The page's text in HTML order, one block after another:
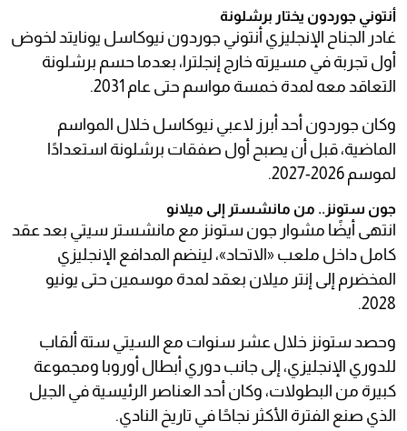
أنتوني جوردون يختار برشلونة
غادر الجناح الإنجليزي أنتوني جوردون نيوكاسل يونايتد لخوض
أول تجربة في مسيرته خارج إنجلترا، بعدما حسم برشلونة
التعاقد معه لمدة خمسة مواسم حتى عام 2031.
وكان جوردون أحد أبرز لاعبي نيوكاسل خلال المواسم
الماضية، قبل أن يصبح أول صفقات برشلونة استعدادًا
لموسم 2026-2027.
جون ستونز.. من مانشستر إلى ميلانو
انتهى أيضًا مشوار جون ستونز مع مانشستر سيتي بعد عقد
كامل داخل ملعب «الاتحاد»، لينضم المدافع الإنجليزي
المخضرم إلى إنتر ميلان بعقد لمدة موسمين حتى يونيو
2028.
وحصد ستونز خلال عشر سنوات مع السيتي ستة ألقاب
للدوري الإنجليزي، إلى جانب دوري أبطال أوروبا ومجموعة
كبيرة من البطولات، وكان أحد العناصر الرئيسية في الجيل
الذي صنع الفترة الأكثر نجاحًا في تاريخ النادي.